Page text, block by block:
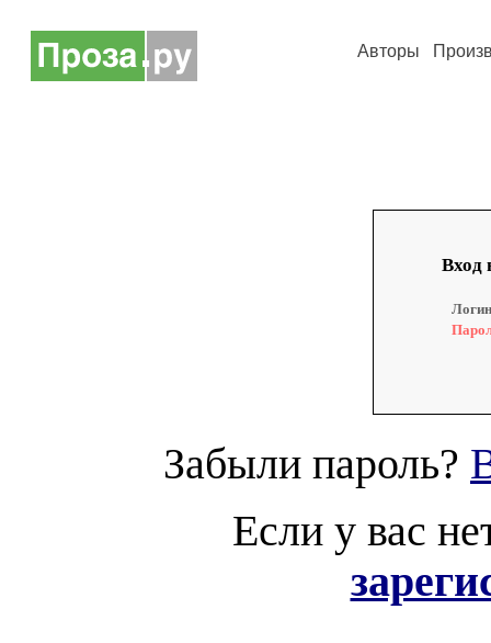
Авторы
Вход
Забыли пароль?
Если у вас